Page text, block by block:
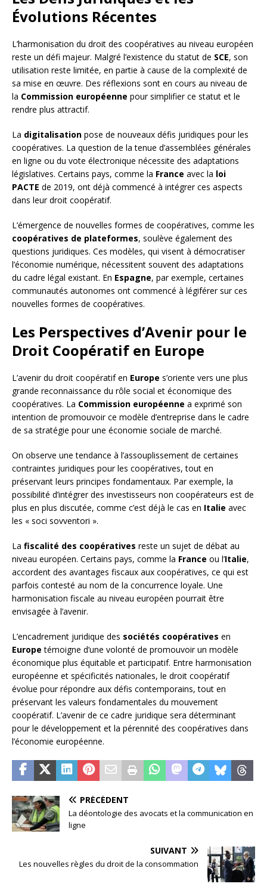
Évolutions Récentes
L’harmonisation du droit des coopératives au niveau européen
reste un défi majeur. Malgré l’existence du statut de SCE, son
utilisation reste limitée, en partie à cause de la complexité de
sa mise en œuvre. Des réflexions sont en cours au niveau de
la Commission européenne pour simplifier ce statut et le
rendre plus attractif.
La digitalisation pose de nouveaux défis juridiques pour les
coopératives. La question de la tenue d’assemblées générales
en ligne ou du vote électronique nécessite des adaptations
législatives. Certains pays, comme la France avec la loi
PACTE de 2019, ont déjà commencé à intégrer ces aspects
dans leur droit coopératif.
L’émergence de nouvelles formes de coopératives, comme les
coopératives de plateformes, soulève également des
questions juridiques. Ces modèles, qui visent à démocratiser
l’économie numérique, nécessitent souvent des adaptations
du cadre légal existant. En Espagne, par exemple, certaines
communautés autonomes ont commencé à légiférer sur ces
nouvelles formes de coopératives.
Les Perspectives d’Avenir pour le
Droit Coopératif en Europe
L’avenir du droit coopératif en Europe s’oriente vers une plus
grande reconnaissance du rôle social et économique des
coopératives. La Commission européenne a exprimé son
intention de promouvoir ce modèle d’entreprise dans le cadre
de sa stratégie pour une économie sociale de marché.
On observe une tendance à l’assouplissement de certaines
contraintes juridiques pour les coopératives, tout en
préservant leurs principes fondamentaux. Par exemple, la
possibilité d’intégrer des investisseurs non coopérateurs est de
plus en plus discutée, comme c’est déjà le cas en Italie avec
les « soci sovventori ».
La fiscalité des coopératives reste un sujet de débat au
niveau européen. Certains pays, comme la France ou l’Italie,
accordent des avantages fiscaux aux coopératives, ce qui est
parfois contesté au nom de la concurrence loyale. Une
harmonisation fiscale au niveau européen pourrait être
envisagée à l’avenir.
L’encadrement juridique des sociétés coopératives en
Europe témoigne d’une volonté de promouvoir un modèle
économique plus équitable et participatif. Entre harmonisation
européenne et spécificités nationales, le droit coopératif
évolue pour répondre aux défis contemporains, tout en
préservant les valeurs fondamentales du mouvement
coopératif. L’avenir de ce cadre juridique sera déterminant
pour le développement et la pérennité des coopératives dans
l’économie européenne.
PRÉCÉDENT
La déontologie des avocats et la communication en
ligne
SUIVANT
Les nouvelles règles du droit de la consommation